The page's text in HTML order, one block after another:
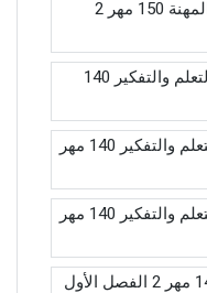
الاختبار الفصلي الأول أخلاقيات المهنة 150 مهر 2
الاختبار الفصلي الثاني مهارات التعلم والتفكير 140
الاختبار الفصلي الأول مهارات التعلم والتفكير 140 مهر
الاختبار الفصلي الأول مهارات التعلم والتفكير 140 مهر
اختبار مهارات التعلم والتفكير 140 مهر 2 الفصل الأول